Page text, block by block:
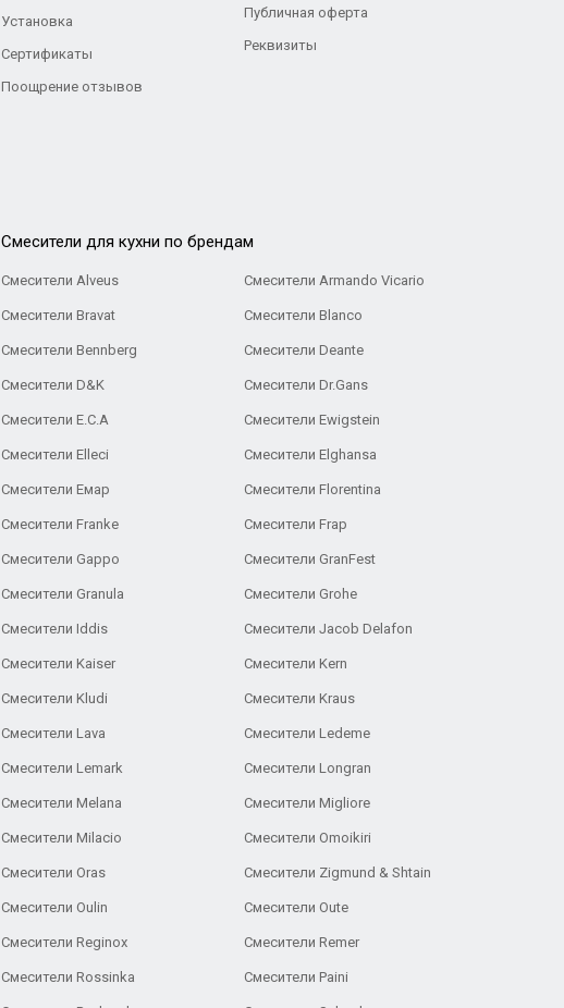
Установка
Сертификаты
Поощрение отзывов
Публичная оферта
Реквизиты
Cмесители для кухни по брендам
Смесители Alveus Смесители Armando Vicario
Смесители Bravat Смесители Blanco
Смесители Bennberg Смесители Deante
Смесители D&K Смесители Dr.Gans
Смесители E.C.A Cмесители Ewigstein
Смесители Elleci Смесители Elghansa
Смесители Емар Смесители Florentina
Смесители Franke Смесители Frap
Смесители Gappo Смесители GranFest
Смесители Granula Смесители Grohe
Смесители Iddis Смесители Jacob Delafon
Смесители Kaiser Смесители Kern
Смесители Kludi Смесители Kraus
Смесители Lava Смесители Ledeme
Смесители Lemark Смесители Longran
Смесители Melana Смесители Migliore
Смесители Milacio Смесители Omoikiri
Смесители Oras Смесители Zigmund & Shtain
Смесители Oulin Смесители Oute
Смесители Reginox Смесители Remer
Смесители Rossinka Смесители Paini